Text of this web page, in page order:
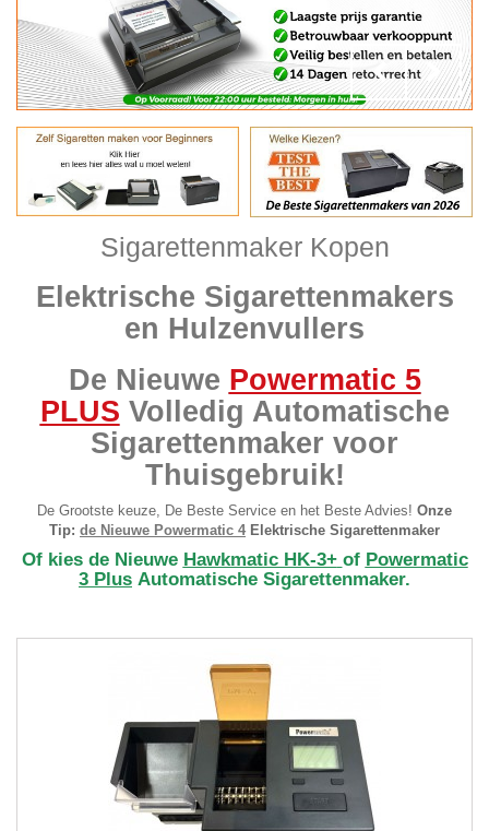
Sigarettenmaker Kopen
Elektrische Sigarettenmakers
en Hulzenvullers
De Nieuwe Powermatic 5
PLUS Volledig Automatische
Sigarettenmaker voor
Thuisgebruik!
De Grootste keuze, De Beste Service en het Beste Advies! Onze
Tip: de Nieuwe Powermatic 4 Elektrische Sigarettenmaker
Of kies de Nieuwe Hawkmatic HK-3+ of Powermatic
3 Plus Automatische Sigarettenmaker.